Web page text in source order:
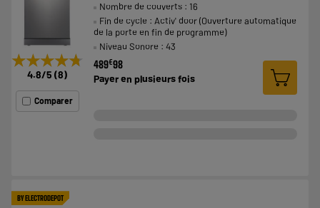
★★★★★
★★★★★
4.8/5 (8)
Comparer
Nombre de couverts : 16
Fin de cycle : Activ' door (Ouverture automatique
de la porte en fin de programme)
Niveau Sonore : 43
489€98
Payer en plusieurs fois
BY ELECTRODEPOT